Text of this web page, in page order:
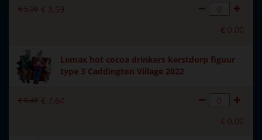
€5,99 € 3,59
€ 0,00
Lemax hot cocoa drinkers kerstdorp figuur
type 3 Caddington Village 2022
€8,49 € 7,64
€ 0,00